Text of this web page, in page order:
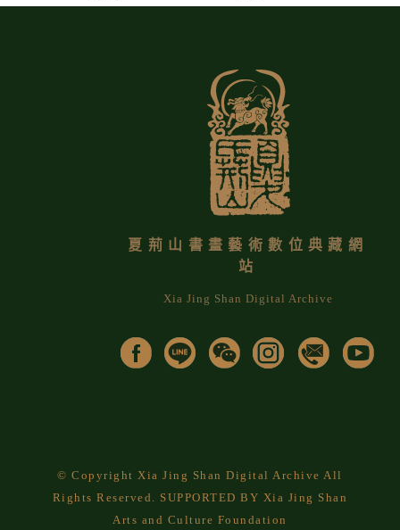
夏荊山書畫藝術數位典藏網
站
Xia Jing Shan Digital Archive
© Copyright Xia Jing Shan Digital Archive All
Rights Reserved. SUPPORTED BY Xia Jing Shan
Arts and Culture Foundation